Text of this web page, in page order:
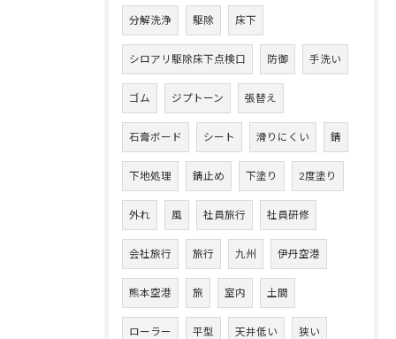
分解洗浄 駆除 床下
シロアリ駆除床下点検口 防御 手洗い
ゴム ジプトーン 張替え
石膏ボード シート 滑りにくい 錆
下地処理 錆止め 下塗り 2度塗り
外れ 風 社員旅行 社員研修
会社旅行 旅行 九州 伊丹空港
熊本空港 旅 室内 土間
ローラー 平型 天井低い 狭い